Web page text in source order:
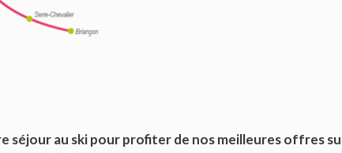
séjour au ski pour profiter de nos meilleures offres